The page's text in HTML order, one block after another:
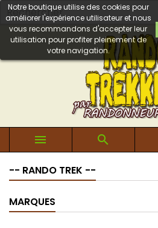
Notre boutique utilise des cookies pour
améliorer l'expérience utilisateur et nous
vous recommandons d'accepter leur
utilisation pour profiter pleinement de
votre navigation.
 
-- RANDO TREK --
MARQUES